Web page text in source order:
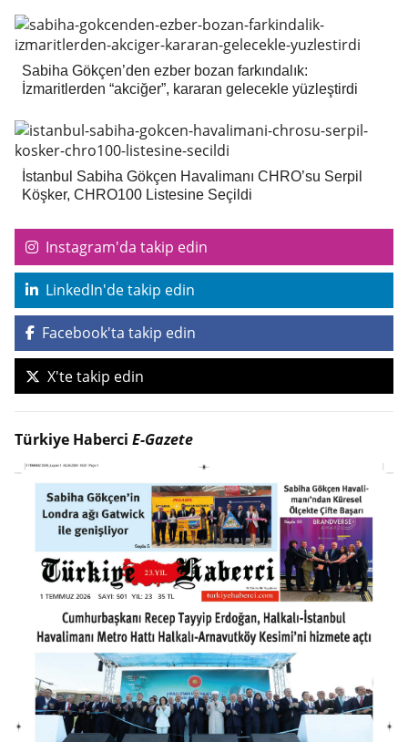
Sabiha Gökçen’den ezber bozan farkındalık:
İzmaritlerden “akciğer”, kararan gelecekle yüzleştirdi
İstanbul Sabiha Gökçen Havalimanı CHRO’su Serpil
Köşker, CHRO100 Listesine Seçildi
Instagram'da takip edin
LinkedIn'de takip edin
Facebook'ta takip edin
X'te takip edin
Türkiye Haberci E-Gazete